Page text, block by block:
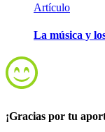
Artículo
La música y
¡Gracias por tu